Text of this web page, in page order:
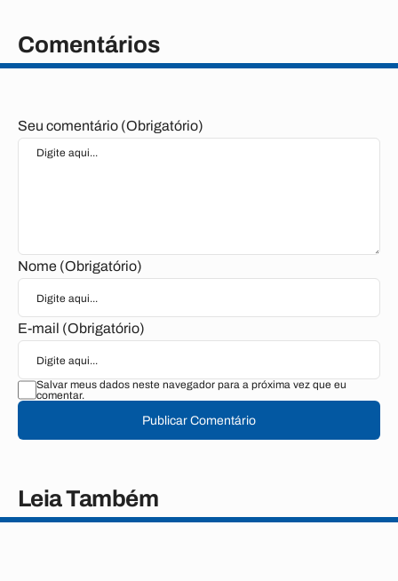
Comentários
Seu comentário (Obrigatório)
Nome (Obrigatório)
E-mail (Obrigatório)
Salvar meus dados neste navegador para a próxima vez que eu
comentar.
Publicar Comentário
Leia Também